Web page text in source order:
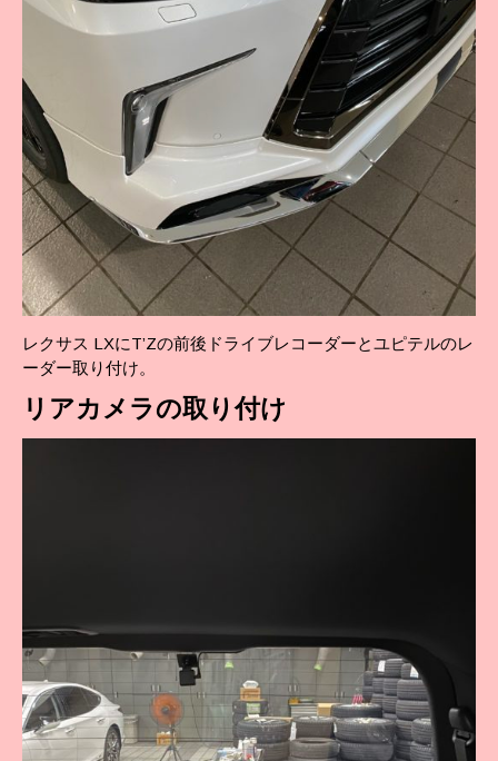
レクサス LXにT’Zの前後ドライブレコーダーとユピテルのレ
ーダー取り付け。
リアカメラの取り付け